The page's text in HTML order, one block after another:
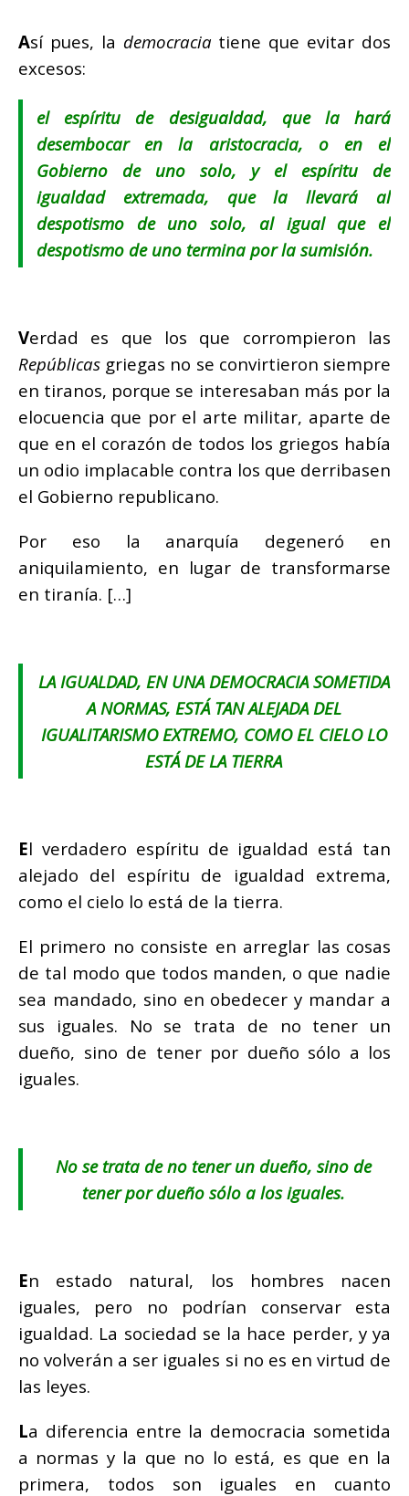
Así pues, la democracia tiene que evitar dos
excesos:
el espíritu de desigualdad, que la hará
desembocar en la aristocracia, o en el
Gobierno de uno solo, y el espíritu de
igualdad extremada, que la llevará al
despotismo de uno solo, al igual que el
despotismo de uno termina por la sumisión.
Verdad es que los que corrompieron las
Repúblicas griegas no se convirtieron siempre
en tiranos, porque se interesaban más por la
elocuencia que por el arte militar, aparte de
que en el corazón de todos los griegos había
un odio implacable contra los que derribasen
el Gobierno republicano.
Por eso la anarquía degeneró en
aniquilamiento, en lugar de transformarse
en tiranía. […]
LA IGUALDAD, EN UNA DEMOCRACIA SOMETIDA
A NORMAS, ESTÁ TAN ALEJADA DEL
IGUALITARISMO EXTREMO, COMO EL CIELO LO
ESTÁ DE LA TIERRA
El verdadero espíritu de igualdad está tan
alejado del espíritu de igualdad extrema,
como el cielo lo está de la tierra.
El primero no consiste en arreglar las cosas
de tal modo que todos manden, o que nadie
sea mandado, sino en obedecer y mandar a
sus iguales. No se trata de no tener un
dueño, sino de tener por dueño sólo a los
iguales.
No se trata de no tener un dueño, sino de
tener por dueño sólo a los iguales.
En estado natural, los hombres nacen
iguales, pero no podrían conservar esta
igualdad. La sociedad se la hace perder, y ya
no volverán a ser iguales si no es en virtud de
las leyes.
La diferencia entre la democracia sometida
a normas y la que no lo está, es que en la
primera, todos son iguales en cuanto